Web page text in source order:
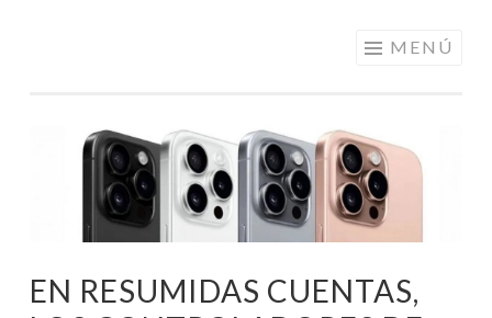
PRECIOS DE
ANDORRA
MENÚ
EN RESUMIDAS CUENTAS,